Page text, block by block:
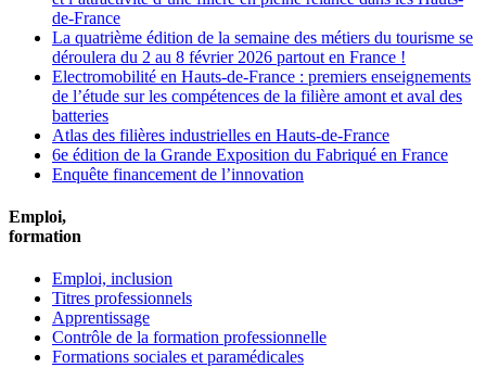
de-France
La quatrième édition de la semaine des métiers du tourisme se
déroulera du 2 au 8 février 2026 partout en France !
Electromobilité en Hauts-de-France : premiers enseignements
de l’étude sur les compétences de la filière amont et aval des
batteries
Atlas des filières industrielles en Hauts-de-France
6e édition de la Grande Exposition du Fabriqué en France
Enquête financement de l’innovation
Emploi,
formation
Emploi, inclusion
Titres professionnels
Apprentissage
Contrôle de la formation professionnelle
Formations sociales et paramédicales